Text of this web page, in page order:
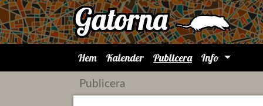
Hem Kalender Publicera Info
Publicera